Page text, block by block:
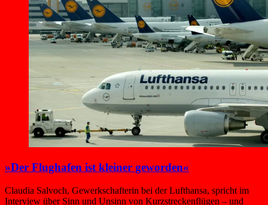
»Der Flughafen ist kleiner geworden«
Claudia Salvoch, Gewerkschafterin bei der Lufthansa, spricht im
Interview über Sinn und Unsinn von Kurzstreckenflügen – und